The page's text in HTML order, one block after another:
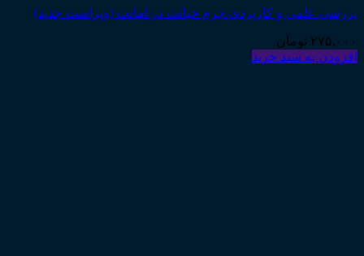
بررسی علمی و کاربردی جرم خیانت در امانت (ویراست جدید)
۲۷۵,۰۰۰ تومان
افزودن به سبد خرید